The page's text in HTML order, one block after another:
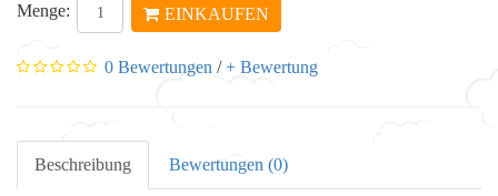
Menge: EINKAUFEN
0 Bewertungen /+ Bewertung
Beschreibung Bewertungen (0)